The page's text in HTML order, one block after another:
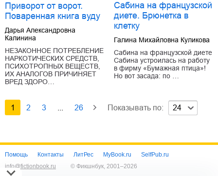
Приворот от ворот.
Поваренная книга вуду
Дарья Александровна
Калинина
НЕЗАКОННОЕ ПОТРЕБЛЕНИЕ
НАРКОТИЧЕСКИХ СРЕДСТВ,
ПСИХОТРОПНЫХ ВЕЩЕСТВ,
ИХ АНАЛОГОВ ПРИЧИНЯЕТ
ВРЕД ЗДОРО…
Сабина на французской
диете. Брюнетка в
клетку
Галина Михайловна Куликова
Сабина на французской диете
Сабина устроилась на работу
в фирму «Бумажная птица»!
Но вот засада: по …
1 2 3 26 Показывать по: 24
Помощь Контакты ЛитРес MyBook.ru
SelfPub.ru
info@fictionbook.ru
© Фикшнбук, 2001–2026